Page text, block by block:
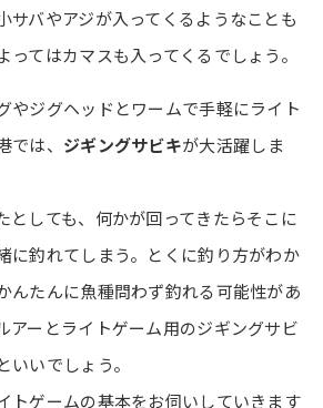
サバやアジが入ってくるようなことも
ってはカマスも入ってくるでしょう。
やジグヘッドとワームで手軽にライト
は、 ジギングサビキが大活躍しま
としても、何かが回ってきたらそこに
に釣れてしまう。とくに釣り方がわか
んたんに魚種問わず釣れる可能性があ
アーとライトゲーム用のジギングサビ
いでしょう。
トゲームの基本をお伺いしていきます